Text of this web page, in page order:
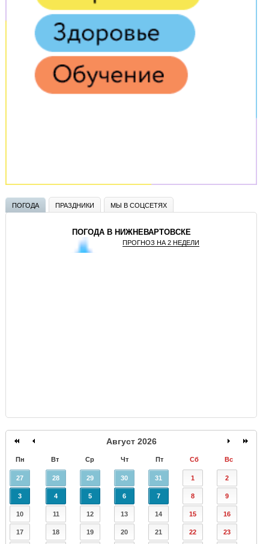
ПОГОДА ПРАЗДНИКИ МЫ В СОЦСЕТЯХ
ПОГОДА В НИЖНЕВАРТОВСКЕ
ПРОГНОЗ НА 2 НЕДЕЛИ
Август 2026
Пн Вт Ср Чт Пт Сб Вс
27 28 29 30 31 1 2
3 4 5 6 7 8 9
10 11 12 13 14 15 16
17 18 19 20 21 22 23